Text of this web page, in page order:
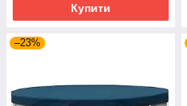
Купити
–23%